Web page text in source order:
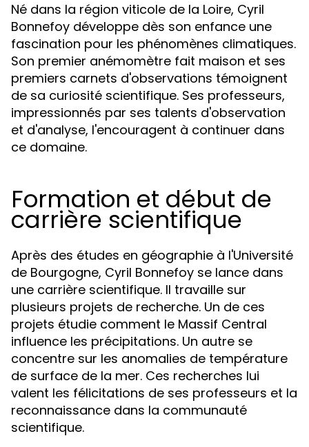
Né dans la région viticole de la Loire, Cyril
Bonnefoy développe dès son enfance une
fascination pour les phénomènes climatiques.
Son premier anémomètre fait maison et ses
premiers carnets d'observations témoignent
de sa curiosité scientifique. Ses professeurs,
impressionnés par ses talents d'observation
et d'analyse, l'encouragent à continuer dans
ce domaine.
Formation et début de
carrière scientifique
Après des études en géographie à l'Université
de Bourgogne, Cyril Bonnefoy se lance dans
une carrière scientifique. Il travaille sur
plusieurs projets de recherche. Un de ces
projets étudie comment le Massif Central
influence les précipitations. Un autre se
concentre sur les anomalies de température
de surface de la mer. Ces recherches lui
valent les félicitations de ses professeurs et la
reconnaissance dans la communauté
scientifique.